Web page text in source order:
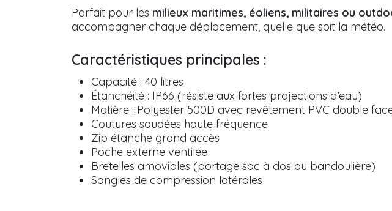
Parfait pour les milieux maritimes, éoliens, militaires ou
accompagner chaque déplacement, quelle que soit la météo.
Caractéristiques principales :
Capacité : 40 litres
Étanchéité : IP66 (résiste aux fortes projections d’eau)
Matière : Polyester 500D avec revêtement PVC double
Coutures soudées haute fréquence
Zip étanche grand accès
Poche externe ventilée
Bretelles amovibles (portage sac à dos ou bandoulière)
Sangles de compression latérales